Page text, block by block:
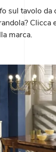
sul tavolo
Clicca
marca.